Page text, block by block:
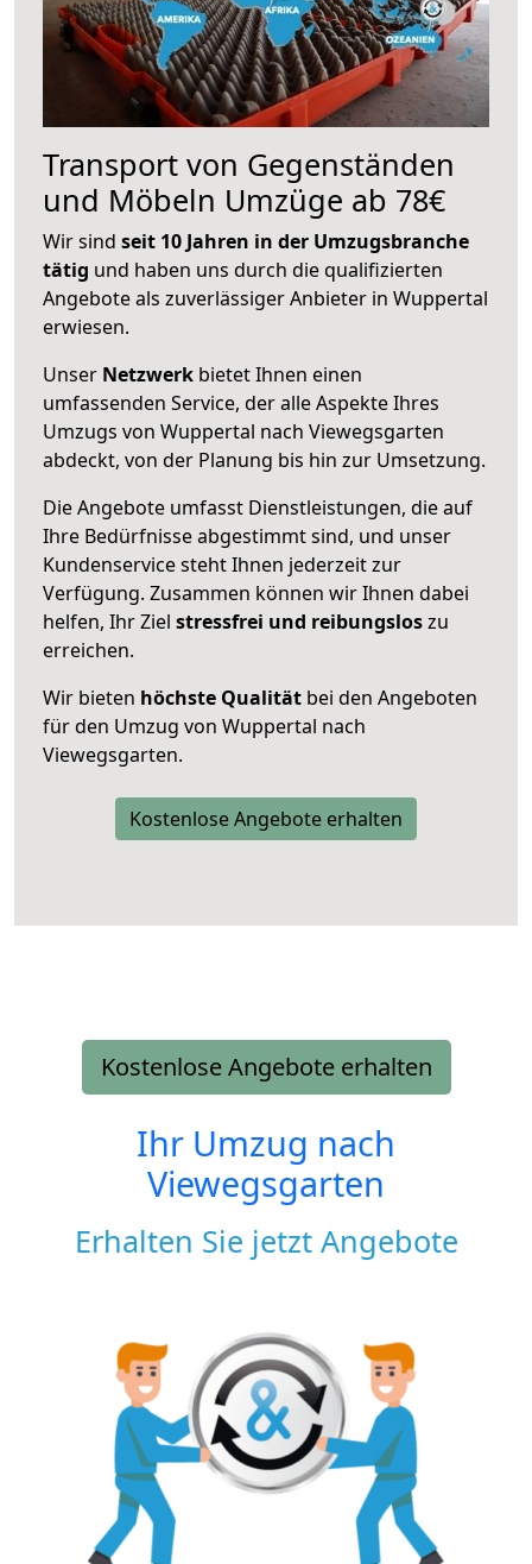
Transport von Gegenständen
und Möbeln Umzüge ab 78€
Wir sind seit 10 Jahren in der Umzugsbranche
tätig und haben uns durch die qualifizierten
Angebote als zuverlässiger Anbieter in Wuppertal
erwiesen.
Unser Netzwerk bietet Ihnen einen
umfassenden Service, der alle Aspekte Ihres
Umzugs von Wuppertal nach Viewegsgarten
abdeckt, von der Planung bis hin zur Umsetzung.
Die Angebote umfasst Dienstleistungen, die auf
Ihre Bedürfnisse abgestimmt sind, und unser
Kundenservice steht Ihnen jederzeit zur
Verfügung. Zusammen können wir Ihnen dabei
helfen, Ihr Ziel stressfrei und reibungsloszu
erreichen.
Wir bieten höchste Qualität bei den Angeboten
für den Umzug von Wuppertal nach
Viewegsgarten.
Kostenlose Angebote erhalten
Kostenlose Angebote erhalten
Ihr Umzug nach
Viewegsgarten
Erhalten Sie jetzt Angebote